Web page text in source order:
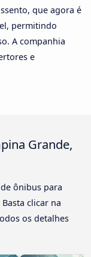
que agora é
permitindo
A companhia
e
Grande,
ônibus para
clicar na
os detalhes